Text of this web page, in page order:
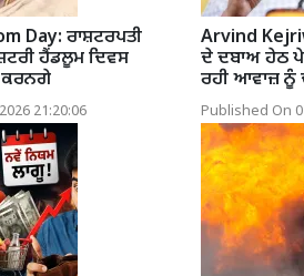
Day: ਰਾਸ਼ਟਰਪਤੀ
ਹੈਂਡਲੂਮ ਦਿਵਸ
ਕਰਨਗੇ
21:20:06
Arvind
ਦੇ ਦਬਾਅ ਹੇਠ
ਰਹੀ ਆਵਾਜ਼ ਨੂੰ
Published On